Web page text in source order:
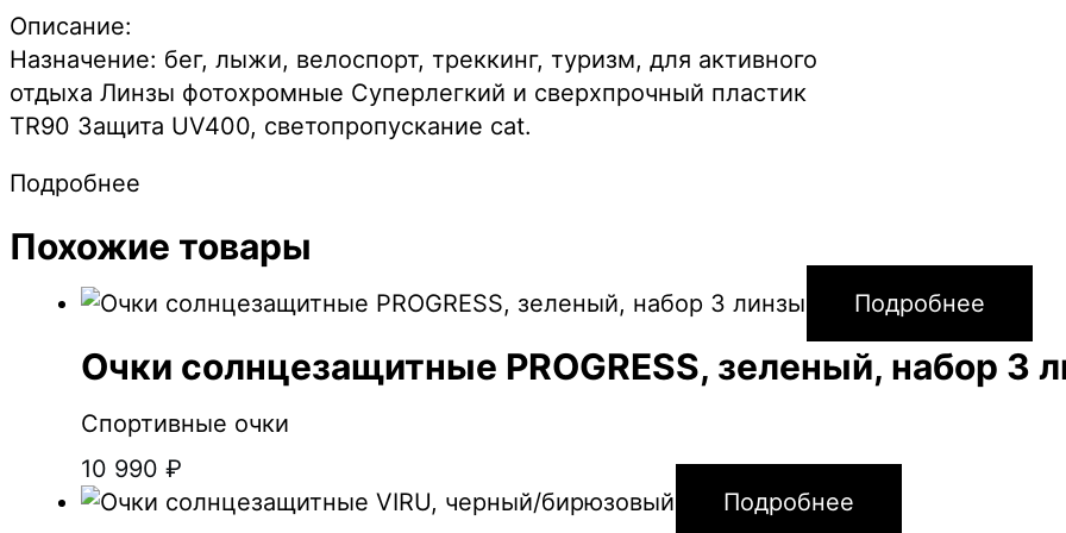
Описание:
Назначение: бег, лыжи, велоспорт, треккинг, туризм, для активного
отдыха Линзы фотохромные Суперлегкий и сверхпрочный пластик
TR90 Защита UV400, светопропускание cat.
Подробнее
Похожие товары
Подробнее
Очки солнцезащитные PROGRESS, зеленый, набор 3
Спортивные очки
10 990 ₽
Подробнее